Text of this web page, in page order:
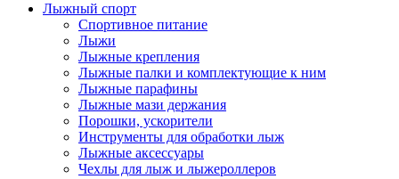
Лыжный спорт
Спортивное питание
Лыжи
Лыжные крепления
Лыжные палки и комплектующие к ним
Лыжные парафины
Лыжные мази держания
Порошки, ускорители
Инструменты для обработки лыж
Лыжные аксессуары
Чехлы для лыж и лыжероллеров